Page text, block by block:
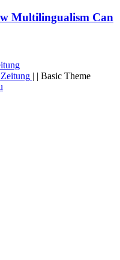
Multilingualism Can
| | Basic Theme